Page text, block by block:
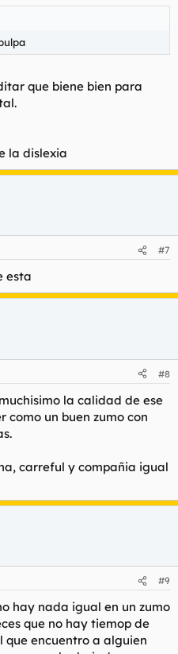
que biene bien para
la dislexia
#7
esta
#8
la calidad de ese
como un buen zumo con
carreful y compañia igual
#9
hay nada igual en un zumo
que no hay tiemop de
que encuentro a alguien